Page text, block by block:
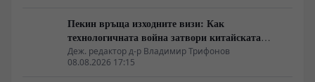
Пекин връща изходните визи: Как
технологичната война затвори китайската
граница
Деж. редактор д-р Владимир Трифонов
08.08.2026 17:15